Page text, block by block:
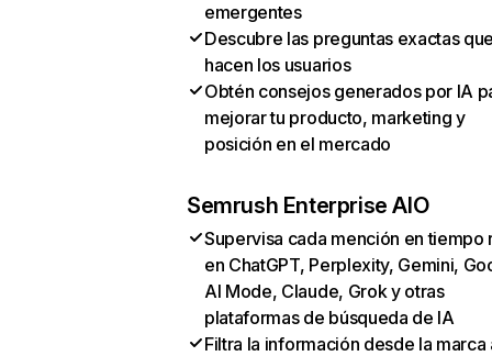
emergentes
Descubre las preguntas exactas
hacen los usuarios
Obtén consejos generados por IA
mejorar tu producto, marketing y
posición en el mercado
Semrush Enterprise AIO
Supervisa cada mención en tiempo
en ChatGPT, Perplexity, Gemini,
AI Mode, Claude, Grok y otras
plataformas de búsqueda de IA
Filtra la información desde la marca